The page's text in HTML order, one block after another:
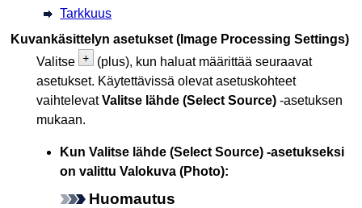
Tarkkuus
Kuvankäsittelyn asetukset (Image Processing Settings)
Valitse
(plus), kun haluat määrittää seuraavat
asetukset. Käytettävissä olevat asetuskohteet
vaihtelevatValitse lähde (Select Source) -asetuksen
mukaan.
KunValitse lähde (Select Source) -asetukseksi
on valittuValokuva (Photo):
Huomautus